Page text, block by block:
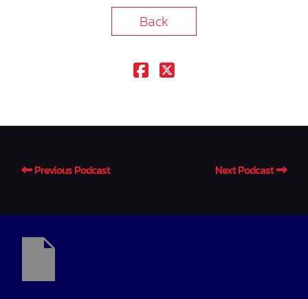
Back
Previous Podcast Next Podcast